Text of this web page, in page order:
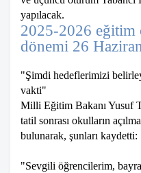
yapılacak.
2025-2026 eğitim
dönemi 26
"Şimdi hedeflerimizi
vakti"
Milli Eğitim Bakanı Yusuf
tatil sonrası okulların
bulunarak, şunları kaydetti:
"Sevgili öğrencilerim,